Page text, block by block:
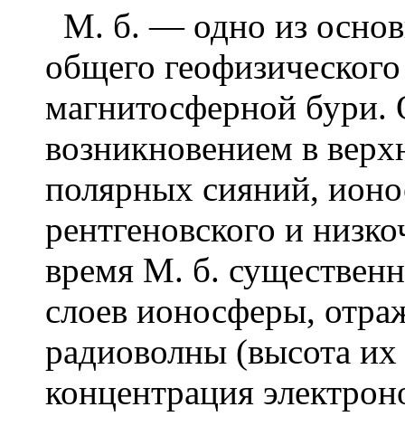
М. б. — одно из
общего
магнитосферной бури.
возникновением в
полярных сияний,
рентгеновского и
время М. б.
слоев ионосферы,
радиоволны (высота
концентрация